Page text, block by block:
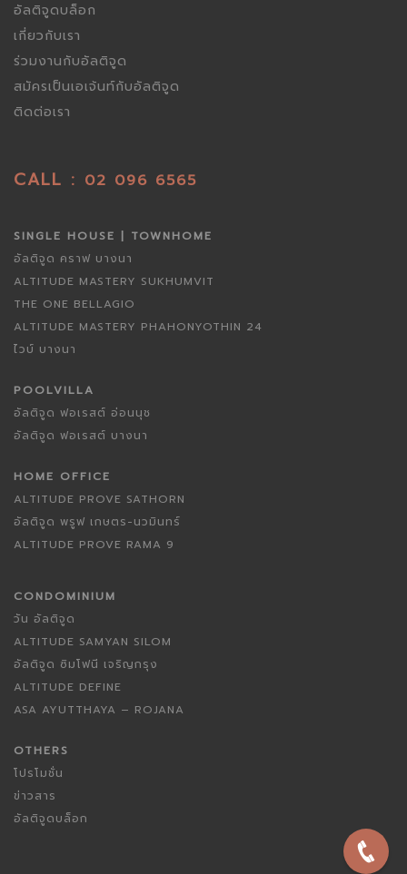
อัลติจูดบล็อก
เกี่ยวกับเรา
ร่วมงานกับอัลติจูด
สมัครเป็นเอเจ้นท์กับอัลติจูด
ติดต่อเรา
CALL : 02 096 6565
SINGLE HOUSE | TOWNHOME
อัลติจูด คราฟ บางนา
ALTITUDE MASTERY SUKHUMVIT
THE ONE BELLAGIO
ALTITUDE MASTERY PHAHONYOTHIN 24
ไวบ์ บางนา
POOLVILLA
อัลติจูด ฟอเรสต์ อ่อนนุช
อัลติจูด ฟอเรสต์ บางนา
HOME OFFICE
ALTITUDE PROVE SATHORN
อัลติจูด พรูฟ เกษตร-นวมินทร์
ALTITUDE PROVE RAMA 9
CONDOMINIUM
วัน อัลติจูด
ALTITUDE SAMYAN SILOM
อัลติจูด ซิมโฟนี เจริญกรุง
ALTITUDE DEFINE
ASA AYUTTHAYA – ROJANA
OTHERS
โปรโมชั่น
ข่าวสาร
อัลติจูดบล็อก